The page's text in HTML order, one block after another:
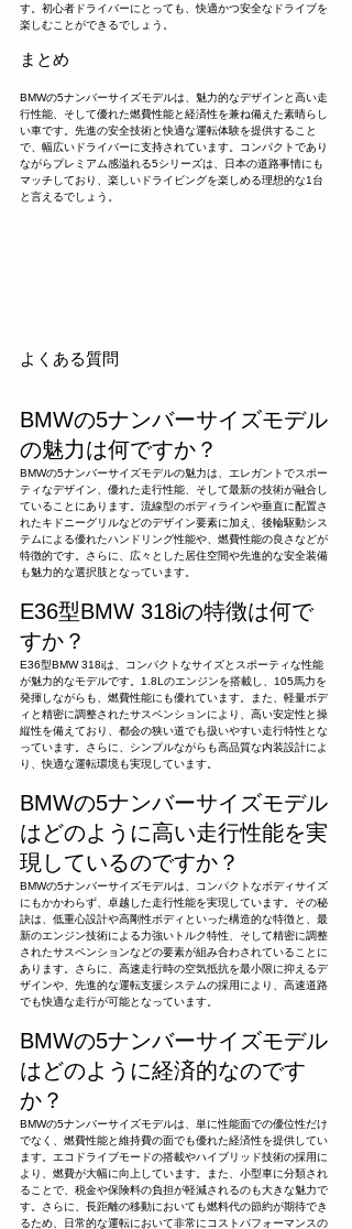
す。初心者ドライバーにとっても、快適かつ安全なドライブを
楽しむことができるでしょう。
まとめ
BMWの5ナンバーサイズモデルは、魅力的なデザインと高い走
行性能、そして優れた燃費性能と経済性を兼ね備えた素晴らし
い車です。先進の安全技術と快適な運転体験を提供すること
で、幅広いドライバーに支持されています。コンパクトであり
ながらプレミアム感溢れる5シリーズは、日本の道路事情にも
マッチしており、楽しいドライビングを楽しめる理想的な1台
と言えるでしょう。
よくある質問
BMWの5ナンバーサイズモデル
の魅力は何ですか？
BMWの5ナンバーサイズモデルの魅力は、エレガントでスポー
ティなデザイン、優れた走行性能、そして最新の技術が融合し
ていることにあります。流線型のボディラインや垂直に配置さ
れたキドニーグリルなどのデザイン要素に加え、後輪駆動シス
テムによる優れたハンドリング性能や、燃費性能の良さなどが
特徴的です。さらに、広々とした居住空間や先進的な安全装備
も魅力的な選択肢となっています。
E36型BMW 318iの特徴は何で
すか？
E36型BMW 318iは、コンパクトなサイズとスポーティな性能
が魅力的なモデルです。1.8Lのエンジンを搭載し、105馬力を
発揮しながらも、燃費性能にも優れています。また、軽量ボデ
ィと精密に調整されたサスペンションにより、高い安定性と操
縦性を備えており、都会の狭い道でも扱いやすい走行特性とな
っています。さらに、シンプルながらも高品質な内装設計によ
り、快適な運転環境も実現しています。
BMWの5ナンバーサイズモデル
はどのように高い走行性能を実
現しているのですか？
BMWの5ナンバーサイズモデルは、コンパクトなボディサイズ
にもかかわらず、卓越した走行性能を実現しています。その秘
訣は、低重心設計や高剛性ボディといった構造的な特徴と、最
新のエンジン技術による力強いトルク特性、そして精密に調整
されたサスペンションなどの要素が組み合わされていることに
あります。さらに、高速走行時の空気抵抗を最小限に抑えるデ
ザインや、先進的な運転支援システムの採用により、高速道路
でも快適な走行が可能となっています。
BMWの5ナンバーサイズモデル
はどのように経済的なのです
か？
BMWの5ナンバーサイズモデルは、単に性能面での優位性だけ
でなく、燃費性能と維持費の面でも優れた経済性を提供してい
ます。エコドライブモードの搭載やハイブリッド技術の採用に
より、燃費が大幅に向上しています。また、小型車に分類され
ることで、税金や保険料の負担が軽減されるのも大きな魅力で
す。さらに、長距離の移動においても燃料代の節約が期待でき
るため、日常的な運転において非常にコストパフォーマンスの